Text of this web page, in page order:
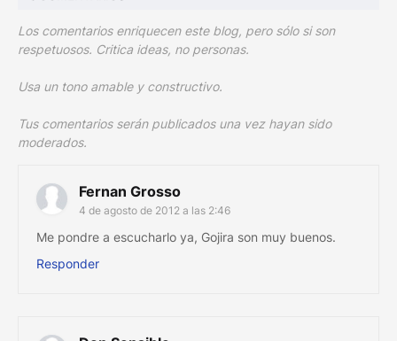
Los comentarios enriquecen este blog, pero sólo si son
respetuosos. Critica ideas, no personas.
Usa un tono amable y constructivo.
Tus comentarios serán publicados una vez hayan sido
moderados.
Fernan Grosso
4 de agosto de 2012 a las 2:46
Me pondre a escucharlo ya, Gojira son muy buenos.
Responder